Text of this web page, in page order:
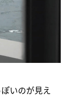
いのが見え